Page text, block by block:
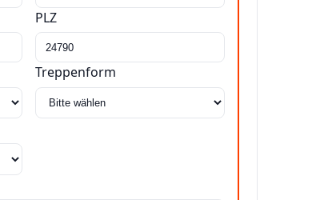
PLZ
Treppenform